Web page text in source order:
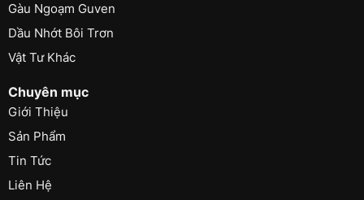
Gàu Ngoạm Guven
Dầu Nhớt Bôi Trơn
Vật Tư Khác
Chuyên mục
Giới Thiệu
Sản Phẩm
Tin Tức
Liên Hệ